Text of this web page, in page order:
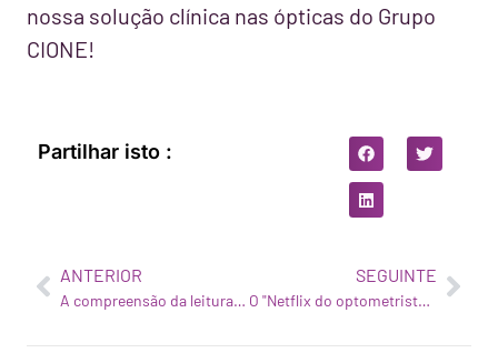
nossa solução clínica nas ópticas do Grupo
CIONE!
Partilhar isto :
ANTERIOR
A compreensão da leitura das crianças determina o seu sucesso escolar
SEGUINTE
O "Netflix do optometrista" que trata as disfunções visuais com jogos 3D personalizados